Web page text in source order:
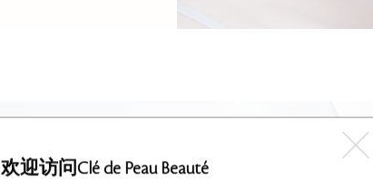
欢迎访问Clé de Peau Beauté